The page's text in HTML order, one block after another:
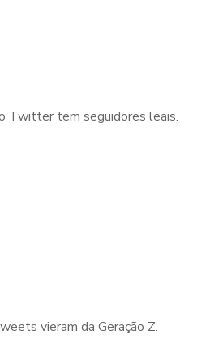
Twitter tem seguidores leais.
vieram da Geração Z.